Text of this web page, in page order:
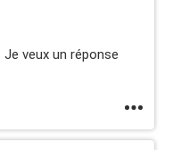
veux un réponse